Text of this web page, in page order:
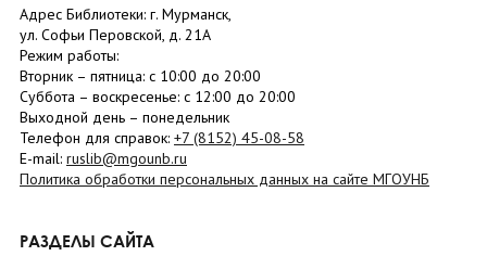
Адрес Библиотеки: г. Мурманск,
ул. Софьи Перовской, д. 21А
Режим работы:
Вторник – пятница: с 10:00 до 20:00
Суббота – воскресенье: c 12:00 до 20:00
Выходной день – понедельник
Телефон для справок: +7 (8152) 45-08-58
E-mail: ruslib@mgounb.ru
Политика обработки персональных данных на сайте МГОУНБ
РАЗДЕЛЫ САЙТА